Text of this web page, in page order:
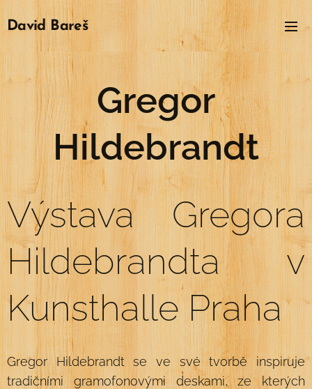
David Bareš
Gregor
Hildebrandt
Výstava Gregora
Hildebrandta v
Kunsthalle Praha
Gregor Hildebrandt se ve své tvorbě inspiruje
tradičními gramofonovými deskami, ze kterých